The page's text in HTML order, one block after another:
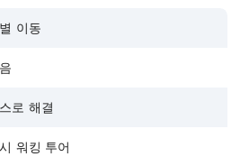
항하며 심포니 오브 라이트의 야
불빛이 어우러진 웅장한 풍경
심포니 오브 라이트" 레이저 조
이동
로 해결
워킹 투어